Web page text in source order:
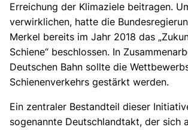
Erreichung der Klimaziele beitragen.
verwirklichen, hatte die
Merkel bereits im Jahr 2018 das
Schiene“ beschlossen. In
Deutschen Bahn sollte die
Schienenverkehrs gestärkt werden.
Ein zentraler Bestandteil dieser
sogenannte Deutschlandtakt, der sich